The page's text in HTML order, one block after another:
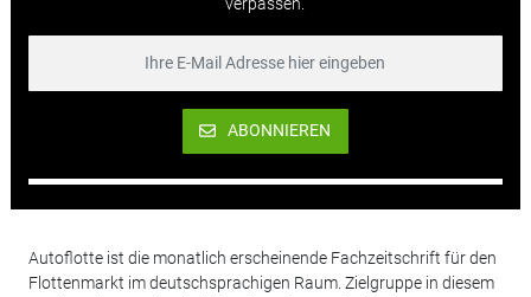
ABONNIEREN
Autoflotte ist die monatlich erscheinende Fachzeitschrift für den
Flottenmarkt im deutschsprachigen Raum. Zielgruppe in diesem